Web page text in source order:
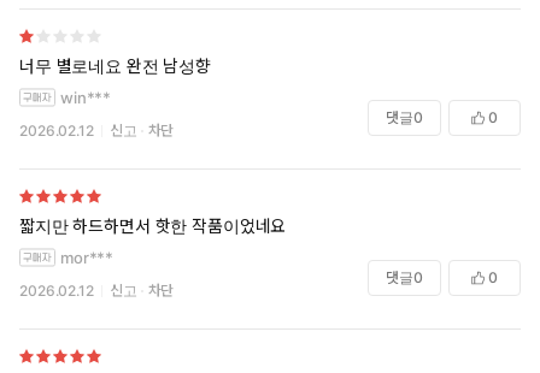
너무 별로네요 완전 남성향
win***
2026.02.12 신고 차단
댓글0 0
짧지만 하드하면서 핫한 작품이었네요
mor***
2026.02.12 신고 차단
댓글0 0